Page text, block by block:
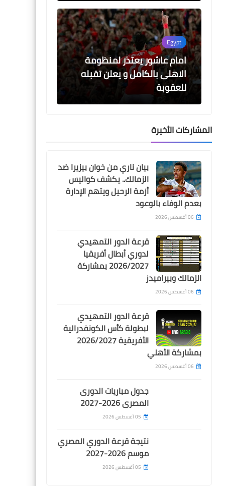
Egypt
امام عاشور يعتذر لمنظومة
الاهلى بالكامل و يعلن تقبله
للعقوبة
Egypt
حقيقة غياب امام عاشور عن
تدريبات الاهلى
Egypt
امام عاشور يسخر من محمد
رمضان بطريقة غير لائقة بعد
تغريمه
Egypt
زلاكة يسجل اول هاتريك فى
الدورى و يقود سيراميكا لفوز
كبير على مودرن سبورت
المشاركات الأخيرة
بيان ناري من خوان بيزيرا ضد
الزمالك.. يكشف كواليس
أزمة الرحيل ويتهم الإدارة
بعدم الوفاء بالوعود
06 أغسطس 2026
قرعة الدور التمهيدي
لدوري أبطال أفريقيا
2026/2027 بمشاركة
الزمالك وبيراميدز
06 أغسطس 2026
قرعة الدور التمهيدي
لبطولة كأس الكونفدرالية
الأفريقية 2026/2027
بمشاركة الأهلي
06 أغسطس 2026
جدول مباريات الدورى
المصرى 2026-2027
05 أغسطس 2026
نتيجة قرعة الدوري المصري
موسم 2026-2027
05 أغسطس 2026